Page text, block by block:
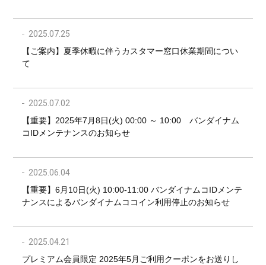
2025.07.25
【ご案内】夏季休暇に伴うカスタマー窓口休業期間につい
て
2025.07.02
【重要】2025年7月8日(火) 00:00 ～ 10:00 バンダイナム
コIDメンテナンスのお知らせ
2025.06.04
【重要】6月10日(火) 10:00-11:00 バンダイナムコIDメンテ
ナンスによるバンダイナムココイン利用停止のお知らせ
2025.04.21
プレミアム会員限定 2025年5月ご利用クーポンをお送りし